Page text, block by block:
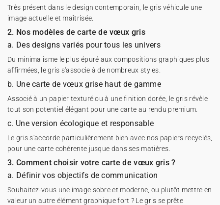
Très présent dans le design contemporain, le gris véhicule une
image actuelle et maîtrisée.
2. Nos modèles de carte de vœux gris
a. Des designs variés pour tous les univers
Du minimalisme le plus épuré aux compositions graphiques plus
affirmées, le gris s'associe à de nombreux styles.
b. Une carte de vœux grise haut de gamme
Associé à un papier texturé ou à une finition dorée, le gris révèle
tout son potentiel élégant pour une carte au rendu premium.
c. Une version écologique et responsable
Le gris s'accorde particulièrement bien avec nos papiers recyclés,
pour une carte cohérente jusque dans ses matières.
3. Comment choisir votre carte de vœux gris ?
a. Définir vos objectifs de communication
Souhaitez-vous une image sobre et moderne, ou plutôt mettre en
valeur un autre élément graphique fort ? Le gris se prête